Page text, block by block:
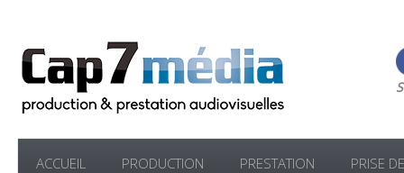
ACCUEIL PRODUCTION PRESTATION PRISE